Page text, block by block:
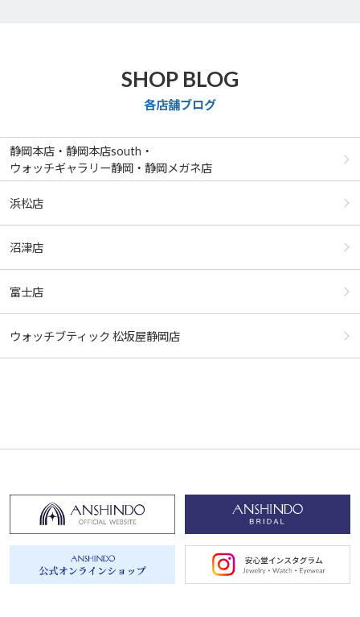
SHOP BLOG
各店舗ブログ
静岡本店・静岡本店south・
ウォッチギャラリー静岡・静岡メガネ店
浜松店
沼津店
富士店
ウォッチブティック 松坂屋静岡店